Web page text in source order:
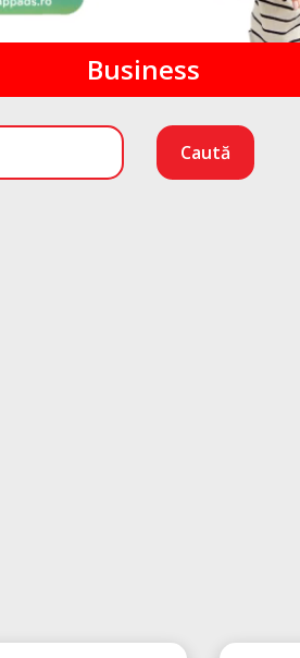
Business
Caută